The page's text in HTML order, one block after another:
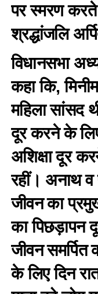
पर स्मरण
श्रद्धांजलि
विधानसभा
कहा कि,
महिला सांसद
दूर करने के
अशिक्षा दूर
रहीं। अनाथ व
जीवन का
का पिछड़ापन
जीवन
के लिए दिन